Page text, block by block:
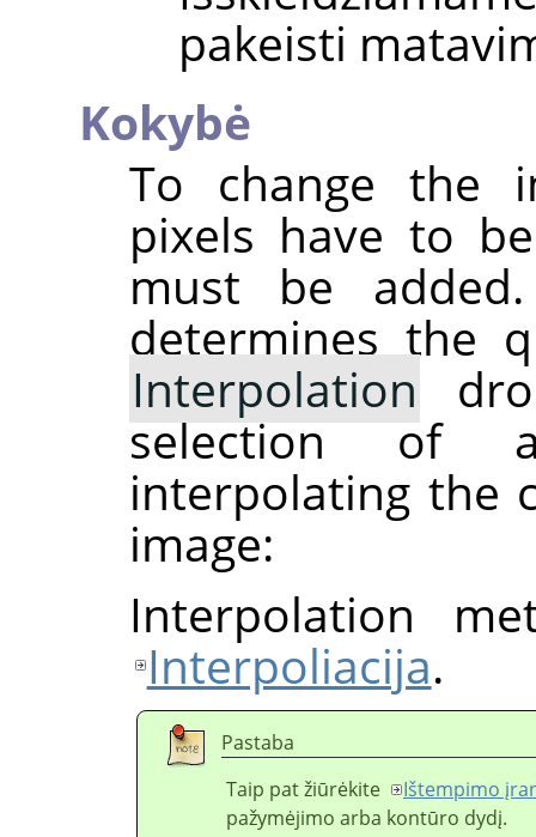
pakeisti
Kokybė
To change the
pixels have to
must be
determines the
Interpolation
selection of
interpolating the
image:
Interpolation
Interpoliacija.
Pastaba
Taip pat žiūrėkite
Ištempimo
pažymėjimo arba kontūro dydį.